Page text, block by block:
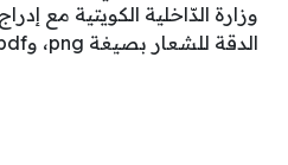
وزارة الدّاخلية الكويتية مع
الدقة للشعار بصيغة png، وpdf، وjpg.